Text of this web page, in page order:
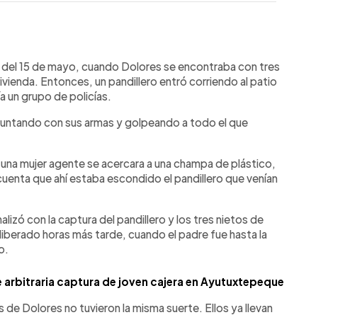
15 de mayo, cuando Dolores se encontraba con tres
Entonces, un pandillero entró corriendo al patio
un grupo de policías.
con sus armas y golpeando a todo el que
mujer agente se acercara a una champa de plástico,
que ahí estaba escondido el pandillero que venían
con la captura del pandillero y los tres nietos de
horas más tarde, cuando el padre fue hasta la
arbitraria captura de joven cajera en Ayutuxtepeque
Dolores no tuvieron la misma suerte. Ellos ya llevan